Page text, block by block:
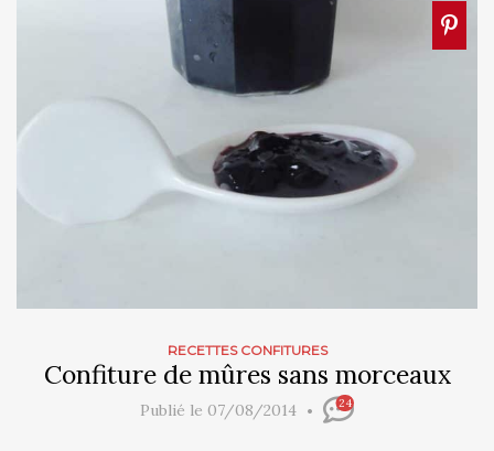
RECETTES CONFITURES
Confiture de mûres sans morceaux
Publié le 07/08/2014 24